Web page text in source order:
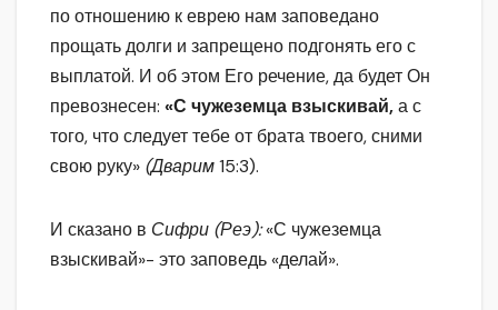
по отношению к еврею нам заповедано
прощать долги и запрещено подгонять его с
выплатой. И об этом Его речение, да будет Он
превознесен: «С чужеземца взыскивай,а с
того, что следует тебе от брата твоего, сними
свою руку» (Дварим15:3).
И сказано в Сифри (Реэ):«С чужеземца
взыскивай»- это заповедь «делай».